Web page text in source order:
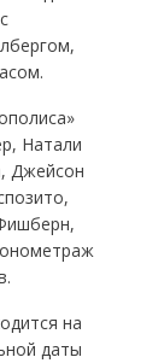
Натали
Джейсон
на
даты